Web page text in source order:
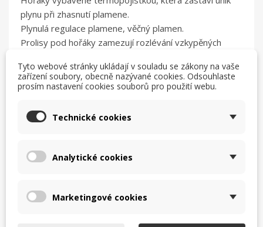
plynu při zhasnutí plamene.
Plynulá regulace plamene, věčný plamen.
Prolisy pod hořáky zamezují rozlévání vzkypěných
Technické data :
- přípojka plynu R 1/2”
Tyto webové stránky ukládají v souladu se zákony na vaše
zařízení soubory, obecně nazývané cookies. Odsouhlaste
prosím nastavení cookies souborů pro použití webu.
Technické cookies
Analytické cookies
Marketingové cookies